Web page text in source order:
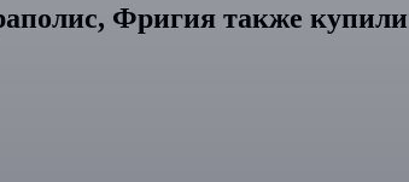
Фригия также купили